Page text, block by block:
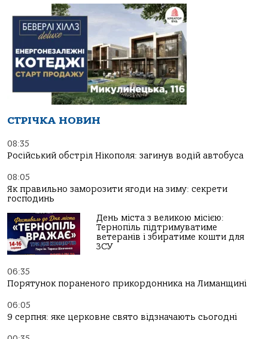
СТРІЧКА НОВИН
08:35
Російський обстріл Нікополя: загинув водій автобуса
08:05
Як правильно заморозити ягоди на зиму: секрети
господинь
День міста з великою місією:
Тернопіль підтримуватиме
ветеранів і збиратиме кошти для
ЗСУ
06:35
Порятунок пораненого прикордонника на Лиманщині
06:05
9 серпня: яке церковне свято відзначають сьогодні